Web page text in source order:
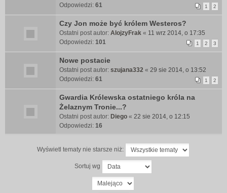
Odpowiedzi: 61 1 2
Czy Jon może być królem Westeros?
Ostatni post autor: AlojzyFrak « 11 wrz 2014, o 17:35
Odpowiedzi: 101 1 2 3
Nowe postacie
Ostatni post autor: szujana332 « 29 sie 2014, o 13:52
Odpowiedzi: 61 1 2
Gwardia Królewska ostatniego króla na
Żelaznym Tronie...?
Ostatni post autor: Diego « 22 sie 2014, o 12:15
Odpowiedzi: 16
Wyświetl tematy nie starsze niż:
Sortuj wg